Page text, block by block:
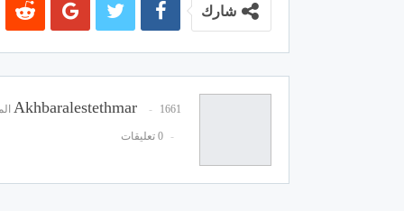
شارك
Akhbaralestethmar 1661 المشاركات
0 تعليقات